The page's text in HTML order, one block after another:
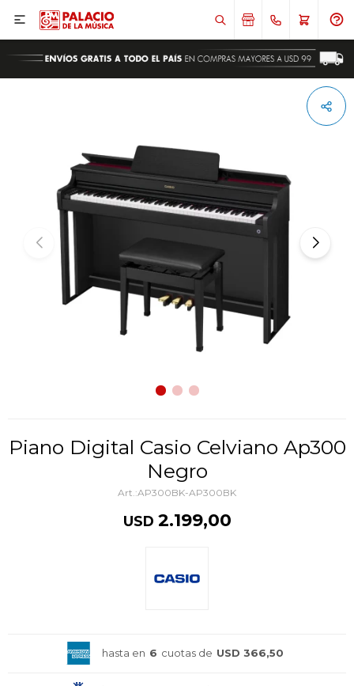

Piano Digital Casio Celviano Ap300
Negro
AP300BK-AP300BK
USD 2.199,00
hasta en 6 cuotas de USD 366,50